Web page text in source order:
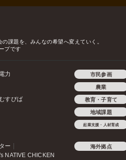
の課題を、みんなの希望へ変えていく。
プです
力 市民参画
農業
すびば 教育・子育て
地域課題
起業支援・人材育成
ー
NATIVE CHICKEN
海外拠点